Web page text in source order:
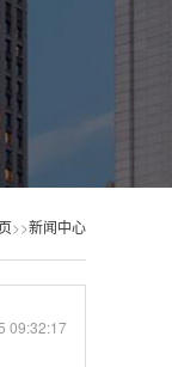
>>新闻中心
09:32:17